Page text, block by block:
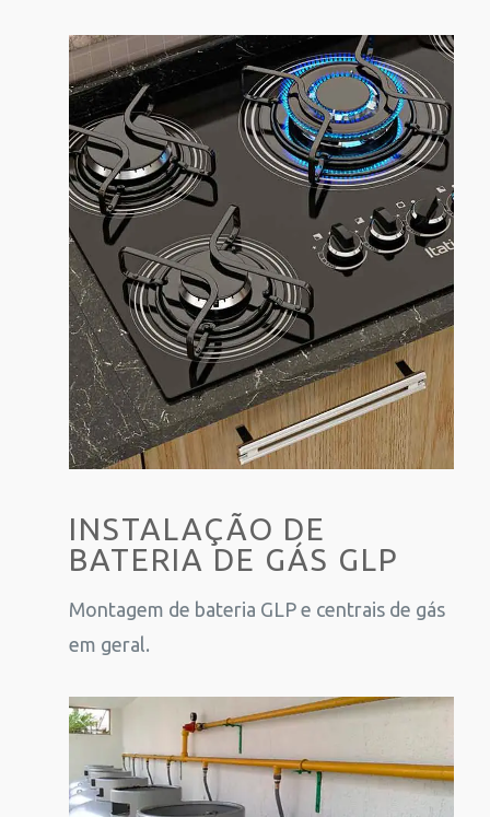
INSTALAÇÃO DE
BATERIA DE GÁS GLP
Montagem de bateria GLP e centrais de gás
em geral.